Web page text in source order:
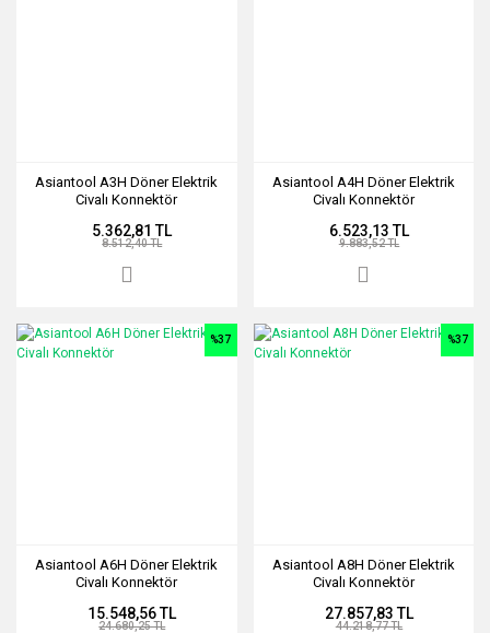
Asiantool A3H Döner Elektrik
Civalı Konnektör
5.362,81 TL
8.512,40 TL
Asiantool A4H Döner Elektrik
Civalı Konnektör
6.523,13 TL
9.883,52 TL
Asiantool A6H Döner Elektrik
Civalı Konnektör
%37
15.548,56 TL
24.680,25 TL
Asiantool A8H Döner Elektrik
Civalı Konnektör
%37
27.857,83 TL
44.218,77 TL